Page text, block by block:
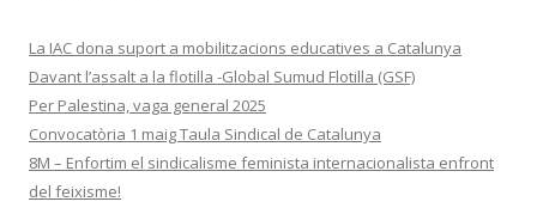
La IAC dona suport a mobilitzacions educatives a Catalunya
Davant l’assalt a la flotilla -Global Sumud Flotilla (GSF)
Per Palestina, vaga general 2025
Convocatòria 1 maig Taula Sindical de Catalunya
8M – Enfortim el sindicalisme feminista internacionalista enfront
del feixisme!